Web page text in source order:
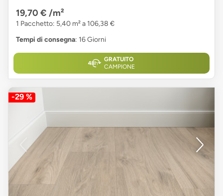
19,70 € /m²
1 Pacchetto: 5,40 m² a 106,38 €
Tempi di consegna: 16 Giorni
GRATUITO
CAMPIONE
-29 %